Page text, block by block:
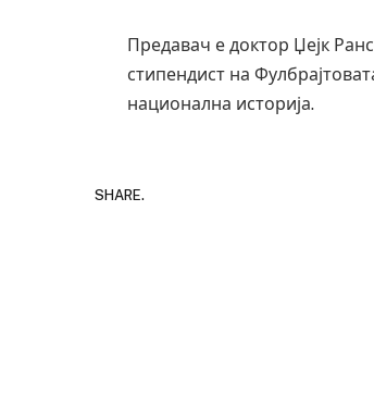
Предавач е доктор Џејк
стипендист на
национална историја.
SHARE.